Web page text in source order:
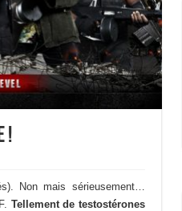
!
Non mais sérieusement…
Tellement de testostérones